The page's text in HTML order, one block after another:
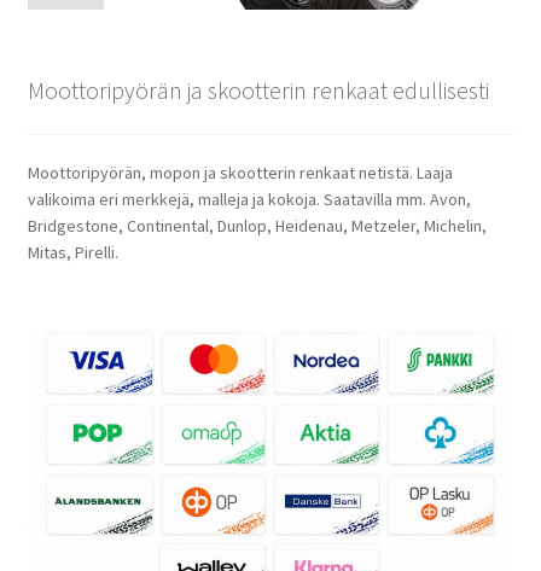
Moottoripyörän ja skootterin renkaat edullisesti
Moottoripyörän, mopon ja skootterin renkaat netistä. Laaja
valikoima eri merkkejä, malleja ja kokoja. Saatavilla mm. Avon,
Bridgestone, Continental, Dunlop, Heidenau, Metzeler, Michelin,
Mitas, Pirelli.